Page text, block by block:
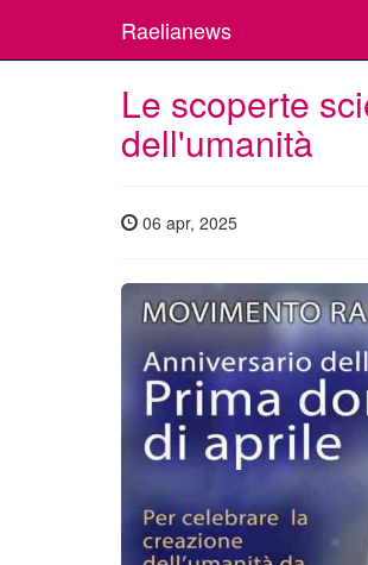
Raelianews
Le scoperte
dell'umanità
06 apr, 2025